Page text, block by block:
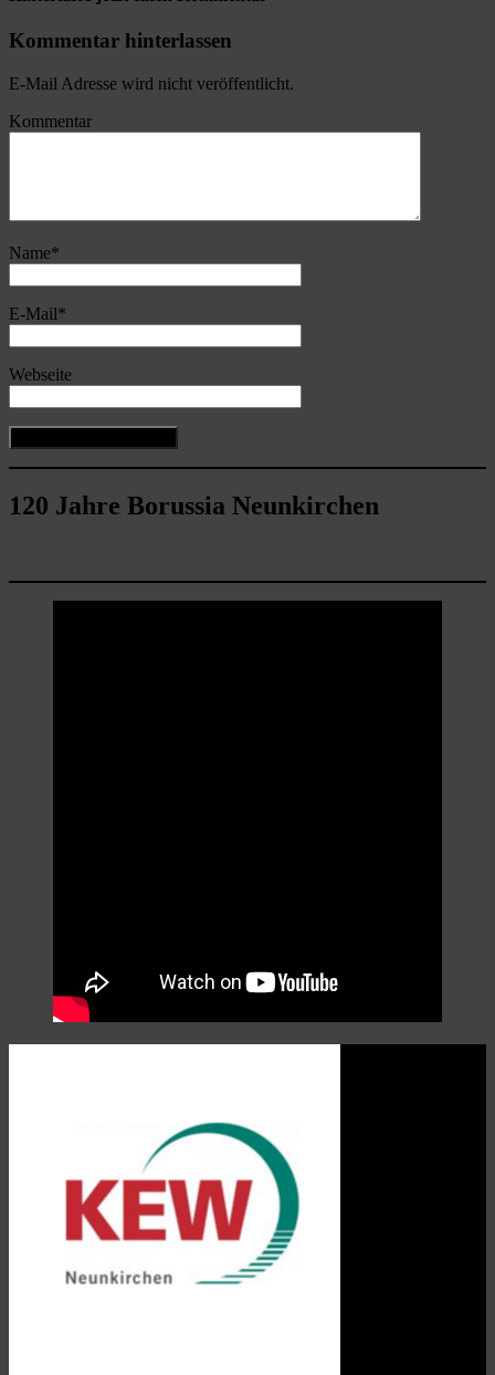
Kommentar hinterlassen
E-Mail Adresse wird nicht veröffentlicht.
Kommentar
Name*
E-Mail*
Webseite
120 Jahre Borussia Neunkirchen